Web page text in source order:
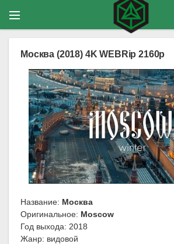
Москва (2018) 4K WEBRip 2160p
Название: Москва
Оригинальное: Moscow
Год выхода: 2018
Жанр: видовой